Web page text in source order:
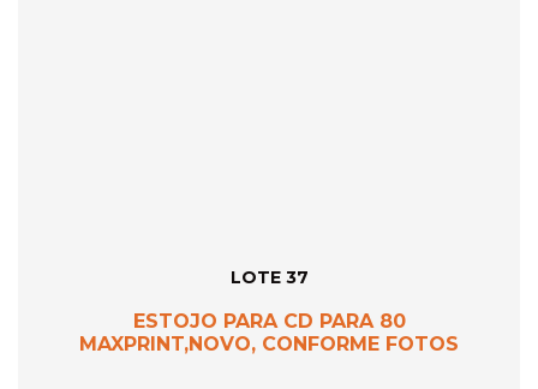
LOTE 37
ESTOJO PARA CD PARA 80
MAXPRINT,NOVO, CONFORME FOTOS